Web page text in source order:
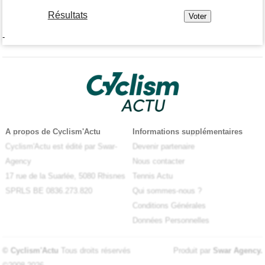
Résultats
-
A propos de Cyclism'Actu
Cyclism'Actu est édité par Swar-
Agency
17 rue de la Suarlée, 5080 Rhisnes
SPRLS BE 0836.273.820
Informations supplémentaires
Devenir partenaire
Nous contacter
Tennis Actu
Qui sommes-nous ?
Conditions Générales
Données Personnelles
© Cyclism'Actu Tous droits réservés
Produit par Swar Agency.